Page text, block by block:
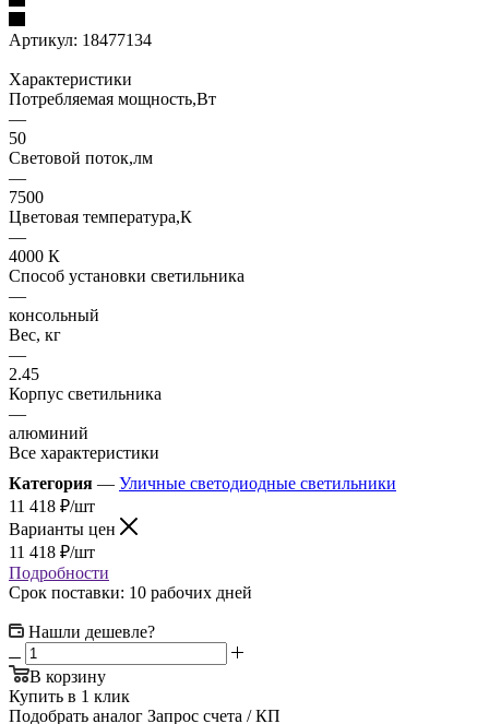
Артикул: 18477134
Характеристики
Потребляемая мощность,Вт
—
50
Световой поток,лм
—
7500
Цветовая температура,К
—
4000 К
Способ установки светильника
—
консольный
Вес, кг
—
2.45
Корпус светильника
—
алюминий
Все характеристики
Категория — Уличные светодиодные светильники
11 418 ₽/шт
Варианты цен
11 418 ₽/шт
Подробности
Срок поставки: 10 рабочих дней
Нашли дешевле?
В корзину
Купить в 1 клик
Подобрать аналог Запрос счета / КП